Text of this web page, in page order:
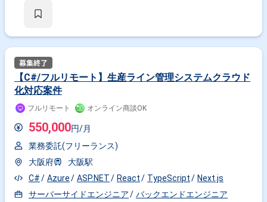
【C#/フルリモート】生産ライン管理システムクラウド
化対応案件
フルリモート オンライン商談OK
550,000円/月
業務委託(フリーランス)
大阪府
大阪駅
C#
Azure ASP.NET React TypeScript
Next.js
サーバーサイドエンジニア
バックエンドエンジニア